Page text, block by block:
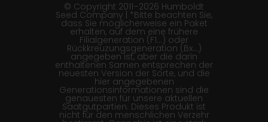
© Copyright 2011–2026 Humboldt
Seed Company | *Bitte beachten Sie,
dass Sie möglicherweise ein Paket
erhalten, auf dem eine frühere
Filialgeneration (F1…) oder
Rückkreuzungsgeneration (Bx…)
angegeben ist, aber die darin
enthaltenen Samen entsprechen der
neuesten Version der Sorte, und die
hier angegebenen
Generationsinformationen sind die
genauesten für unsere aktuellen
Saatgutpartien. Dieses Produkt ist
nicht für den menschlichen Verzehr